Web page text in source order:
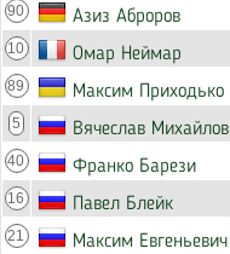
90 Азиз Аброров
10 Омар Неймар
89 Максим Приходько
5 Вячеслав Михайлов
40 Франко Барези
16 Павел Блейк
21 Максим Евгеньевич